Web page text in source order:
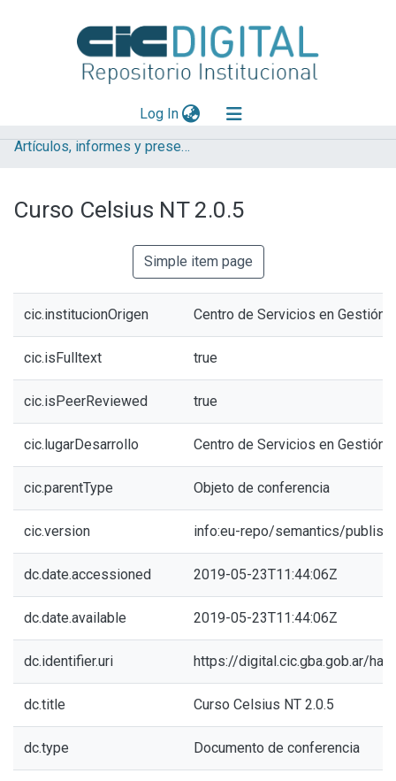
Log In(current)
Explorar
Aportar material
Artículos, informes y presentaciones en Congresos CESGI
Curso Celsius NT 2.0.5
Simple item page
cic.institucionOrigen Centro de Servicios en Gestión
cic.isFulltext true
cic.isPeerReviewed true
cic.lugarDesarrollo Centro de Servicios en Gestión
cic.parentType Objeto de conferencia
cic.version info:eu-repo/semantics/
dc.date.accessioned 2019-05-23T11:44:06Z
dc.date.available 2019-05-23T11:44:06Z
dc.identifier.uri https://digital.cic.gba.gob.ar/
dc.title Curso Celsius NT 2.0.5
dc.type Documento de conferencia